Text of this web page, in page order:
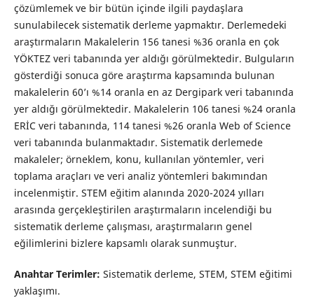
çözümlemek ve bir bütün içinde ilgili paydaşlara
sunulabilecek sistematik derleme yapmaktır. Derlemedeki
araştırmaların Makalelerin 156 tanesi %36 oranla en çok
YÖKTEZ veri tabanında yer aldığı görülmektedir. Bulguların
gösterdiği sonuca göre araştırma kapsamında bulunan
makalelerin 60’ı %14 oranla en az Dergipark veri tabanında
yer aldığı görülmektedir. Makalelerin 106 tanesi %24 oranla
ERİC veri tabanında, 114 tanesi %26 oranla Web of Science
veri tabanında bulanmaktadır. Sistematik derlemede
makaleler; örneklem, konu, kullanılan yöntemler, veri
toplama araçları ve veri analiz yöntemleri bakımından
incelenmiştir. STEM eğitim alanında 2020-2024 yılları
arasında gerçekleştirilen araştırmaların incelendiği bu
sistematik derleme çalışması, araştırmaların genel
eğilimlerini bizlere kapsamlı olarak sunmuştur.
Anahtar Terimler: Sistematik derleme, STEM, STEM eğitimi
yaklaşımı.